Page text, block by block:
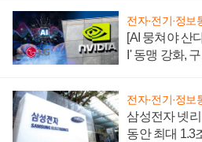
전자·전기·정보
[AI 뭉쳐야 산
I' 동맹 강화,
전자·전기·정보
삼성전자 넷
동안 최대 1.3